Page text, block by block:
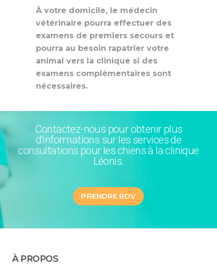
À votre domicile, le médecin
vétérinaire pourra effectuer des
examens de premiers secours et
pourra au besoin rapatrier votre
animal vers la clinique si des
examens complémentaires sont
nécessaires.
Contactez-nous pour obtenir plus
d’informations sur les services de
consultations pour les chiens à la clinique
Léonis.
PRENDRE RDV
À PROPOS